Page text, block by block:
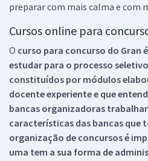
preparar com mais calma e com
Cursos online para
O curso para concurso do Gran
estudar para o processo
constituídos por módulos
docente experiente e que
bancas organizadoras
características das bancas que
organização de concursos é
uma tem a sua forma de